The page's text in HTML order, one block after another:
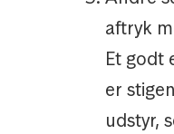
aftryk
Et godt
er
udstyr,